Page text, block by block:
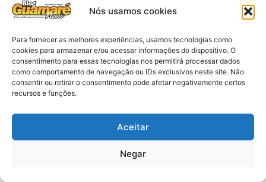
Nós usamos cookies
Para fornecer as melhores experiências, usamos tecnologias como
cookies para armazenar e/ou acessar informações do dispositivo. O
consentimento para essas tecnologias nos permitirá processar dados
como comportamento de navegação ou IDs exclusivos neste site. Não
consentir ou retirar o consentimento pode afetar negativamente certos
recursos e funções.
Aceitar
Negar